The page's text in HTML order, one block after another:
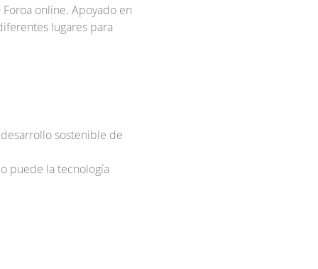
online. Apoyado en
lugares para
sostenible de
puede la tecnología